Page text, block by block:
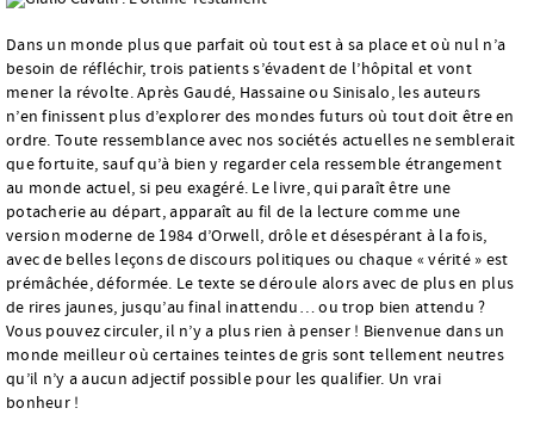
Dans un monde plus que parfait où tout est à sa place et où nul n’a
besoin de réfléchir, trois patients s’évadent de l’hôpital et vont
mener la révolte. Après Gaudé, Hassaine ou Sinisalo, les auteurs
n’en finissent plus d’explorer des mondes futurs où tout doit être en
ordre. Toute ressemblance avec nos sociétés actuelles ne semblerait
que fortuite, sauf qu’à bien y regarder cela ressemble étrangement
au monde actuel, si peu exagéré. Le livre, qui paraît être une
potacherie au départ, apparaît au fil de la lecture comme une
version moderne de 1984 d’Orwell, drôle et désespérant à la fois,
avec de belles leçons de discours politiques ou chaque « vérité » est
prémâchée, déformée. Le texte se déroule alors avec de plus en plus
de rires jaunes, jusqu’au final inattendu… ou trop bien attendu ?
Vous pouvez circuler, il n’y a plus rien à penser ! Bienvenue dans un
monde meilleur où certaines teintes de gris sont tellement neutres
qu’il n’y a aucun adjectif possible pour les qualifier. Un vrai
bonheur !